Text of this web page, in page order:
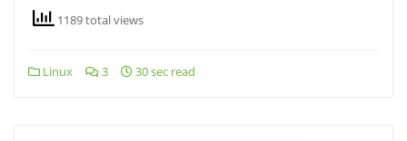
1189 total views
Linux 3 30 sec read